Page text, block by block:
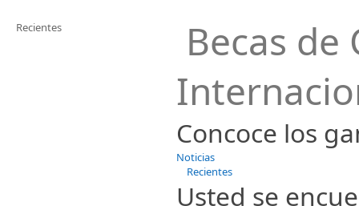
Recientes
Becas de
Concoce los
Noticias
Recientes
Usted se